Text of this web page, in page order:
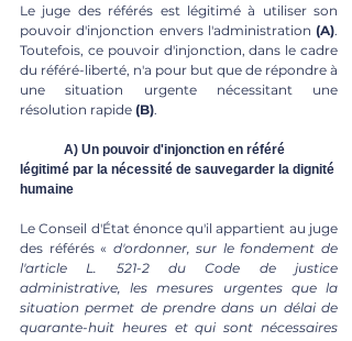
Le juge des référés est légitimé à utiliser son
pouvoir d'injonction envers l'administration (A).
Toutefois, ce pouvoir d'injonction, dans le cadre
du référé-liberté, n'a pour but que de répondre à
une situation urgente nécessitant une
résolution rapide (B).
légitimé par la nécessité de sauvegarder la dignité
humaine
Le Conseil d'État énonce qu'il appartient au juge
des référés « d'ordonner, sur le fondement de
l'article L. 521-2 du Code de justice
administrative, les mesures urgentes que la
situation permet de prendre dans un délai de
quarante-huit heures et qui sont nécessaires